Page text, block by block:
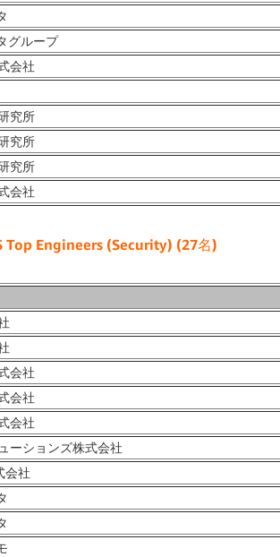
グループ
会社
究所
究所
究所
会社
Top Engineers (Security) (27名)
会社
会社
会社
ーションズ株式会社
会社